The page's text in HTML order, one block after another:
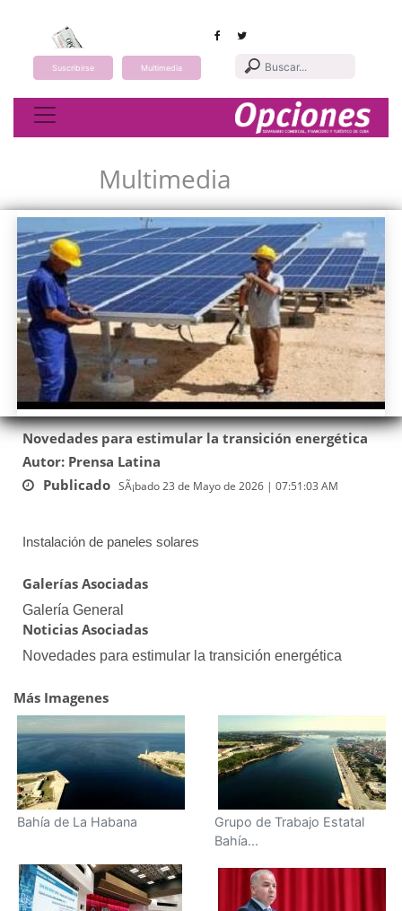
Suscribirse Multimedia
Toggle navigation
Multimedia
Novedades para estimular la transición energética
Autor: Prensa Latina
Publicado SÃ¡bado 23 de Mayo de 2026 | 07:51:03 AM
Instalación de paneles solares
Galerías Asociadas
Galería General
Noticias Asociadas
Novedades para estimular la transición energética
Más Imagenes
Bahía de La Habana
Grupo de Trabajo Estatal
Bahía...